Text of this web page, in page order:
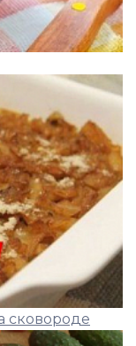
сковороде